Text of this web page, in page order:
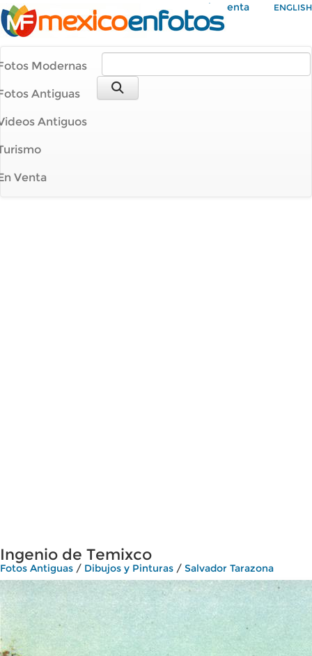
Mi Cuenta ENGLISH
Modernas
Antiguas
Antiguos
Venta
Ingenio de Temixco
Fotos Antiguas / Dibujos y Pinturas / Salvador Tarazona